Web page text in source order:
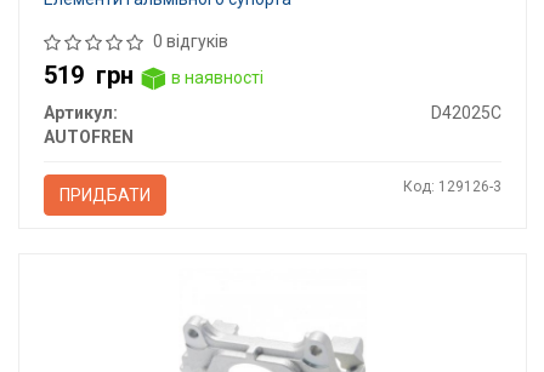
0 відгуків
519 грн
в наявності
Артикул:
D42025C
AUTOFREN
ПРИДБАТИ Код: 129126-3